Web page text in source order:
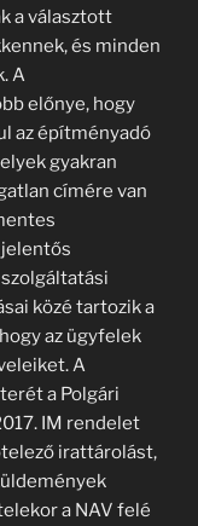
a választott
és minden
A
előnye, hogy
az építményadó
gyakran
címére van
közé tartozik a
az ügyfelek
A
a Polgári
IM rendelet
irattárolást,
a NAV felé